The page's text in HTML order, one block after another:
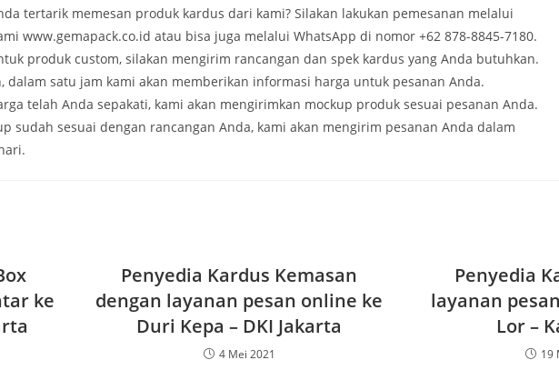
tertarik memesan produk kardus dari kami? Silakan lakukan pemesanan melalui
www.gemapack.co.id atau bisa juga melalui WhatsApp di nomor +62 878-8845-7180.
produk custom, silakan mengirim rancangan dan spek kardus yang Anda butuhkan.
dalam satu jam kami akan memberikan informasi harga untuk pesanan Anda.
telah Anda sepakati, kami akan mengirimkan mockup produk sesuai pesanan Anda.
sudah sesuai dengan rancangan Anda, kami akan mengirim pesanan Anda dalam
ke
Penyedia Kardus Kemasan
dengan layanan pesan online ke
Duri Kepa – DKI Jakarta
4 Mei 2021
Penyedia
layanan
Lor –
19